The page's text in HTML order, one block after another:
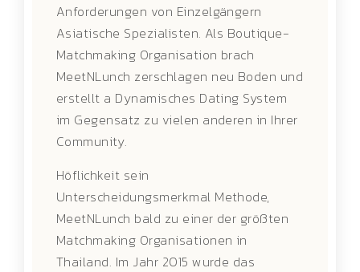
Anforderungen von Einzelgängern
Asiatische Spezialisten. Als Boutique-
Matchmaking Organisation brach
MeetNLunch zerschlagen neu Boden und
erstellt a Dynamisches Dating System
im Gegensatz zu vielen anderen in Ihrer
Community.
Höflichkeit sein
Unterscheidungsmerkmal Methode,
MeetNLunch bald zu einer der größten
Matchmaking Organisationen in
Thailand. Im Jahr 2015 wurde das